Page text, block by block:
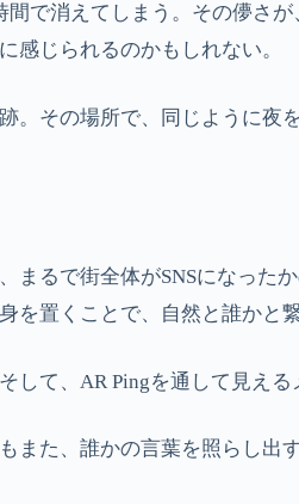
間で消えてしまう。その儚さ
感じられるのかもしれない。
。その場所で、同じように
まるで街全体がSNSになった
を置くことで、自然と誰かと
して、AR Pingを通して見え
また、誰かの言葉を照らし